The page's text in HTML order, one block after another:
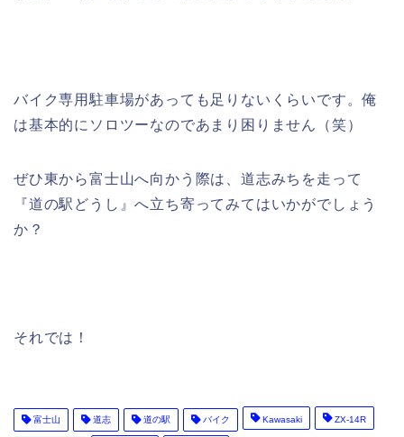
バイク専用駐車場があっても足りないくらいです。俺
は基本的にソロツーなのであまり困りません（笑）
ぜひ東から富士山へ向かう際は、道志みちを走って
『道の駅どうし』へ立ち寄ってみてはいかがでしょう
か？
それでは！
富士山 道志 道の駅 バイク Kawasaki ZX-14R